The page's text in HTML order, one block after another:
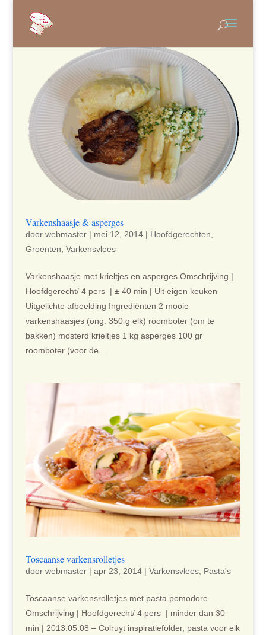
Varkenshaasje & asperges
door webmaster| mei 12, 2014| Hoofdgerechten
Groenten Varkensvlees
Varkenshaasje met krieltjes en asperges Omschrijving |
Hoofdgerecht/ 4 pers | ± 40 min | Uit eigen keuken
Uitgelichte afbeelding Ingrediënten 2 mooie
varkenshaasjes (ong. 350 g elk) roomboter (om te
bakken) mosterd krieltjes 1 kg asperges 100 gr
roomboter (voor de...
Toscaanse varkensrolletjes
door webmaster| apr 23, 2014| Varkensvlees, Pasta's
Toscaanse varkensrolletjes met pasta pomodore
Omschrijving | Hoofdgerecht/ 4 pers | minder dan 30
min | 2013.05.08 – Colruyt inspiratiefolder, pasta voor elk